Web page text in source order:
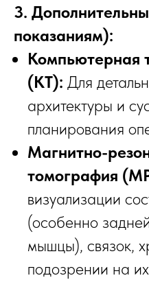
3.
показаниям):
Компьютерная
(КТ): Для
архитектуры и
планирования
Магнитно-
томография
визуализации
(особенно
мышцы), связок,
подозрении на